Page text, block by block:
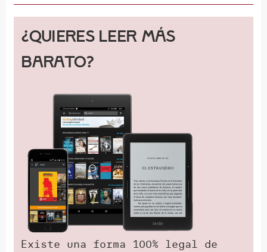
¿Quieres leer más
barato?
Existe una forma 100% legal de